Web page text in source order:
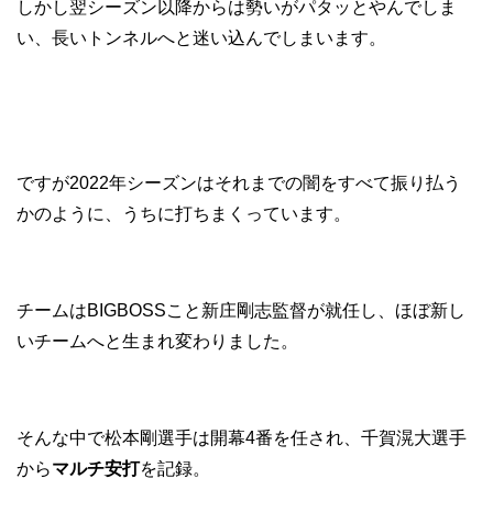
しかし翌シーズン以降からは勢いがパタッとやんでしま
い、長いトンネルへと迷い込んでしまいます。
ですが2022年シーズンはそれまでの闇をすべて振り払う
かのように、うちに打ちまくっています。
チームはBIGBOSSこと新庄剛志監督が就任し、ほぼ新し
いチームへと生まれ変わりました。
そんな中で松本剛選手は開幕4番を任され、千賀滉大選手
からマルチ安打を記録。